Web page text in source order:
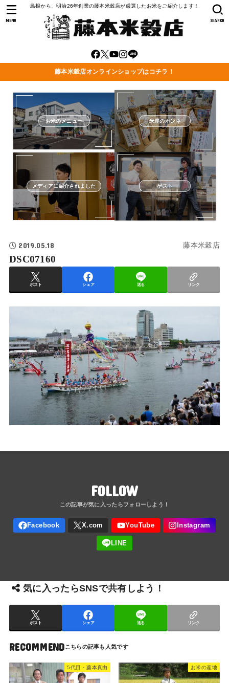
島根から、明治26年創業の藤本米穀店が厳選したお米をご紹介します！
SEARCH
MENU
藤本米穀店オンラインショップはコチラ！
お米のメニュー 米屋のホンネ
メディアに紹介されました ゲスト
2019.05.18 藤本米穀店
DSC07160
ポスト シェア 送る リンク
FOLLOW
気に入ったらSNSで共有しよう！
ポスト シェア 送る リンク
RECOMMEND
5代目・藤本真由 お米の産地